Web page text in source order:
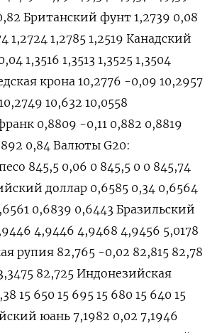
Британский фунт 1,2739 0,08
1,2724 1,2785 1,2519 Канадский
1,3516 1,3513 1,3525 1,3504
крона 10,2776 -0,09 10,2957
10,632 10,0558
0,8809 -0,11 0,882 0,8819
0,84 Валюты G20:
845,5 0,06 0 845,5 0 0 845,74
доллар 0,6585 0,34 0,6564
0,6839 0,6443 Бразильский
4,9446 4,9468 4,9456 5,0178
рупия 82,765 -0,02 82,815 82,78
82,725 Индонезийская
15 650 15 695 15 680 15 640 15
юань 7,1982 0,02 7,1946